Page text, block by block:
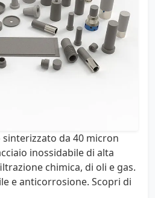
da 40 micron
inossidabile di alta
chimica, di oli e gas.
e anticorrosione. Scopri di